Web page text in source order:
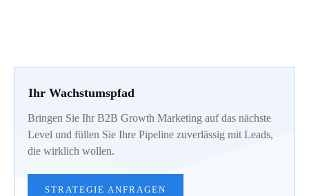
Ihr Wachstumspfad
Bringen Sie Ihr B2B Growth Marketing auf das nächste
Level und füllen Sie Ihre Pipeline zuverlässig mit Leads,
die wirklich wollen.
STRATEGIE ANFRAGEN